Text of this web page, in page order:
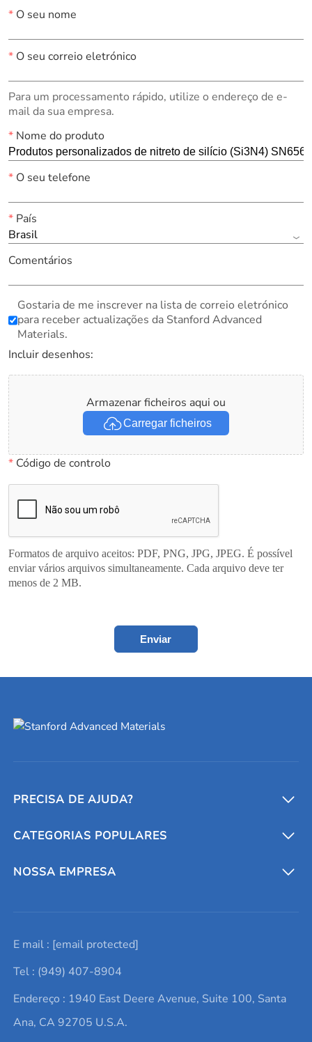
*O seu nome
*O seu correio eletrónico
Para um processamento rápido, utilize o endereço de e-
mail da sua empresa.
*Nome do produto
*O seu telefone
*País
Brasil
Comentários
Gostaria de me inscrever na lista de correio eletrónico
para receber actualizações da Stanford Advanced
Materials.
Incluir desenhos:
Armazenar ficheiros aqui ou
Carregar ficheiros
*Código de controlo
Formatos de arquivo aceitos: PDF, PNG, JPG, JPEG. É possível
enviar vários arquivos simultaneamente. Cada arquivo deve ter
menos de 2 MB.
Enviar
PRECISA DE AJUDA?
Conversores e calculadoras
Entre em contato conosco
Lista de consultas
Termos e Condições
Política de Privacidade
CATEGORIAS POPULARES
Metais refratários
Elementos de terras raras
Alvos de pulverização catódica
Ácido hialurônico
NOSSA EMPRESA
Promoções atuais
Notícias e blogs
Estudos de caso
E mail : [email protected]
Tel : (949) 407-8904
Endereço : 1940 East Deere Avenue, Suite 100, Santa
Ana, CA 92705 U.S.A.